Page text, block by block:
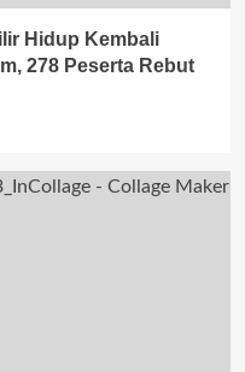
Hidup Kembali
278 Peserta Rebut